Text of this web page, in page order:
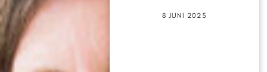
8 JUNI 2025